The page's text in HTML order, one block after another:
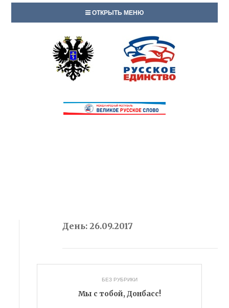
ОТКРЫТЬ МЕНЮ
День:26.09.2017
БЕЗ РУБРИКИ
Мы с тобой, Донбасс!